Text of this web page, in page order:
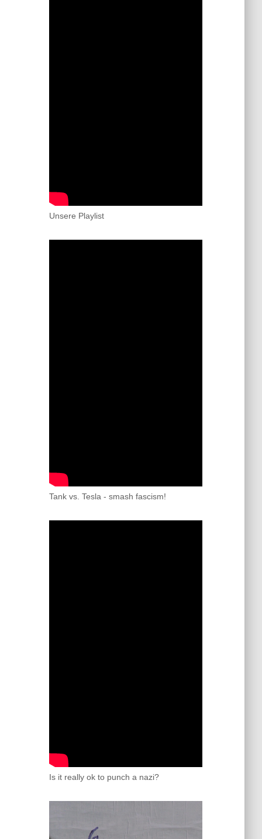
Unsere Playlist
Tank vs. Tesla - smash fascism!
Is it really ok to punch a nazi?